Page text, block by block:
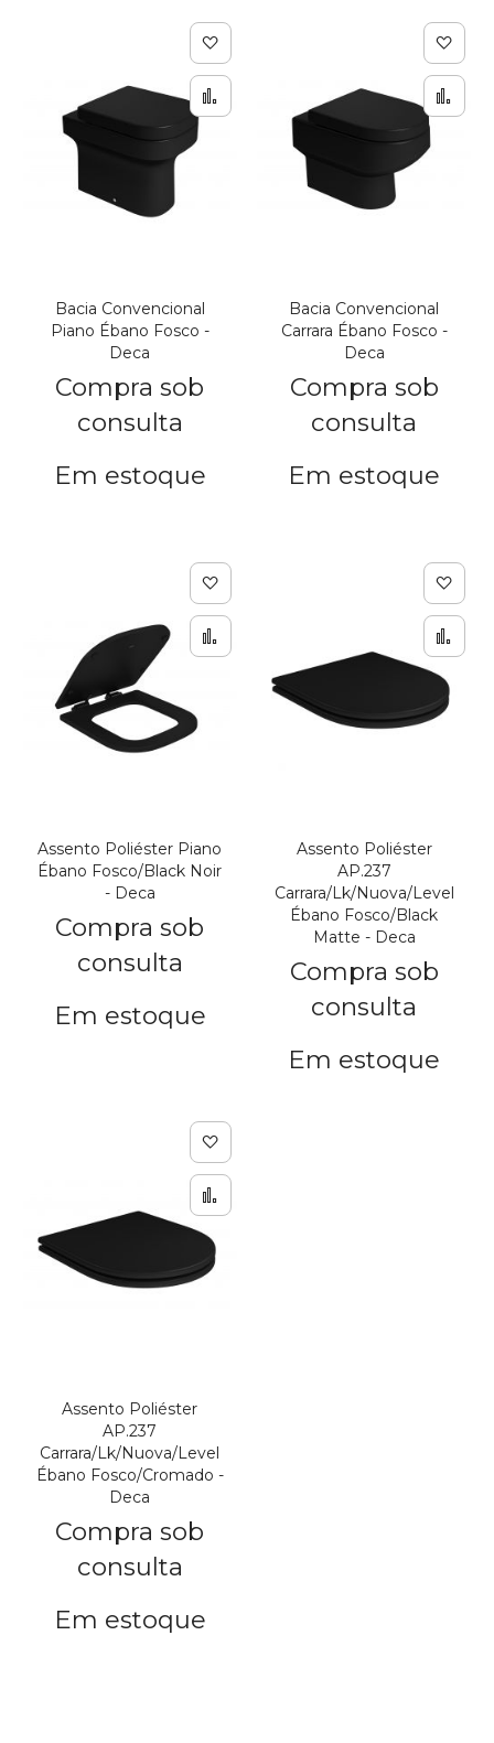
Bacia Convencional
Piano Ébano Fosco -
Deca
Compra sob
consulta
Em estoque
Adicionar à lista de
Adicionar para
Bacia Convencional
Carrara Ébano Fosco -
Deca
Compra sob
consulta
Em estoque
Assento Poliéster Piano
Ébano Fosco/Black Noir
- Deca
Compra sob
consulta
Em estoque
Adicionar à lista de
Adicionar para
Assento Poliéster
AP.237
Carrara/Lk/Nuova/Level
Ébano Fosco/Black
Matte - Deca
Compra sob
consulta
Em estoque
Assento Poliéster
AP.237
Carrara/Lk/Nuova/Level
Ébano Fosco/Cromado -
Deca
Compra sob
consulta
Em estoque
Adicionar à lista de
Adicionar para